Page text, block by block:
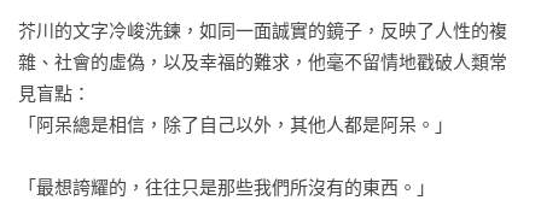
芥川的文字冷峻洗鍊，如同一面誠實的鏡子，反映了人性的複
雜、社會的虛偽，以及幸福的難求，他毫不留情地戳破人類常
見盲點：
「阿呆總是相信，除了自己以外，其他人都是阿呆。」
「最想誇耀的，往往只是那些我們所沒有的東西。」